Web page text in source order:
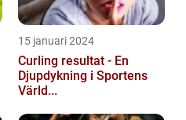
15 januari 2024
Curling resultat - En
Djupdykning i Sportens
Värld...